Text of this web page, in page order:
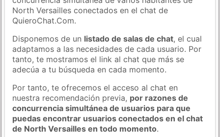
North Versailles conectados en el chat de
QuieroChat.Com.
Disponemos de un listado de salas de chat, el cual
adaptamos a las necesidades de cada usuario. Por
tanto, te mostramos el link al chat que más se
adecúa a tu búsqueda en cada momento.
Por tanto, te ofrecemos el acceso al chat en
nuestra recomendación previa, por razones de
concurrencia simultánea de usuarios para que
puedas encontrar usuarios conectados en el chat
de North Versailles en todo momento.